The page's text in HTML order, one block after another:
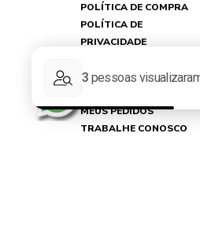
POLÍTICA DE COMPRA
POLÍTICA DE
PRIVACIDADE
FAQ
MEUS PEDIDOS
TRABALHE CONOSCO